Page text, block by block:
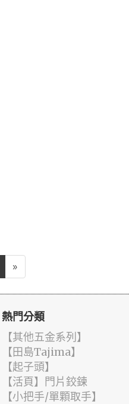
»
熱門分類
【其他五金系列】
【田島Tajima】
【起子頭】
【活頁】門片鉸鍊
【小把手/單顆取手】